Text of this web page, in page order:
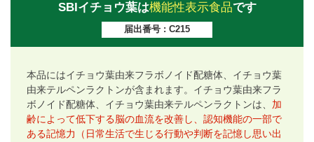
SBIイチョウ葉は機能性表示食品です
届出番号 : C215
本品にはイチョウ葉由来フラボノイド配糖体、イチョウ葉
由来テルペンラクトンが含まれます。イチョウ葉由来フラ
ボノイド配糖体、イチョウ葉由来テルペンラクトンは、 加
齢によって低下する脳の血流を改善し、認知機能の一部で
ある記憶力（日常生活で生じる行動や判断を記憶し思い出